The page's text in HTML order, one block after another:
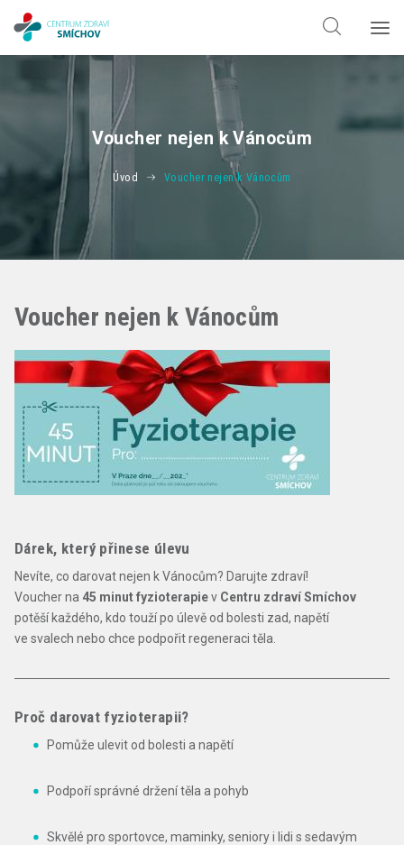
Voucher nejen k Vánocům
Úvod Voucher nejen k Vánocům
Voucher nejen k Vánocům
Dárek, který přinese úlevu
Nevíte, co darovat nejen k Vánocům? Darujte zdraví!
Voucher na 45 minut fyzioterapiev Centru zdraví Smíchov
potěší každého, kdo touží po úlevě od bolesti zad, napětí
ve svalech nebo chce podpořit regeneraci těla.
Proč darovat fyzioterapii?
Pomůže ulevit od bolesti a napětí
Podpoří správné držení těla a pohyb
Skvělé pro sportovce, maminky, seniory i lidi s sedavým